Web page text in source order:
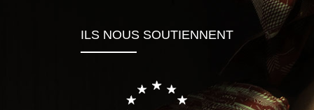
ILS NOUS SOUTIENNENT